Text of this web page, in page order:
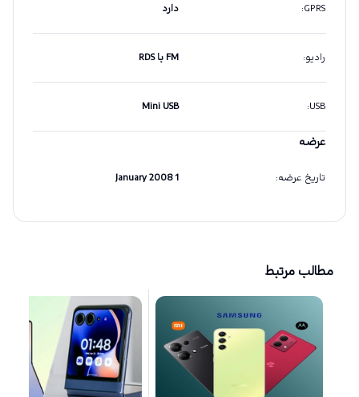
GPRS
: دارد
رادیو: FM با RDS
USB
:
Mini USB
عرضه
تاریخ عرضه:
1 January 2008
مطالب مرتبط